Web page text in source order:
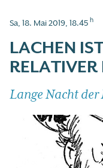
Sa, 18. Mai 2019, 18.45 h
LACHEN
Lange Nacht der